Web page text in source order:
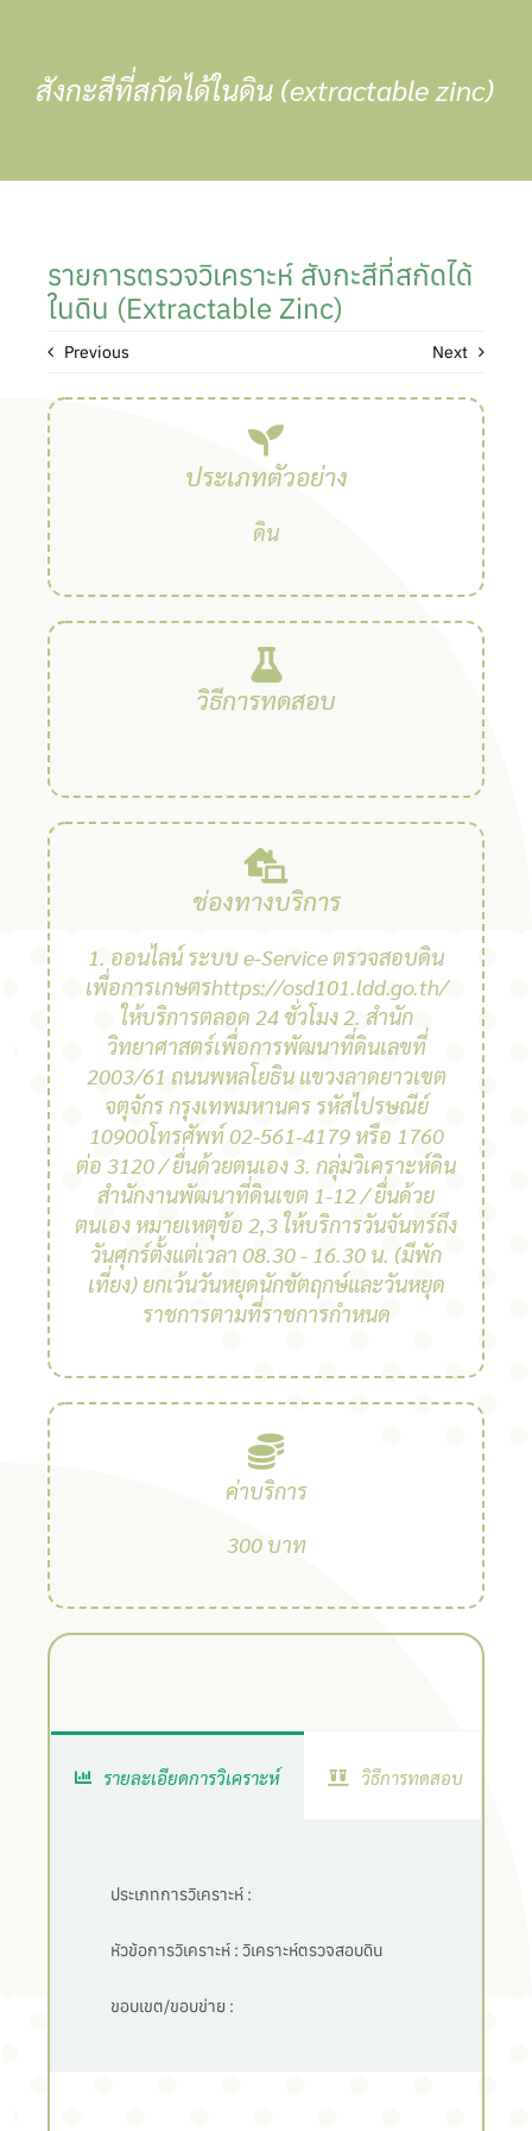
contentสังกะสีที่สกัดได้ในดิน (extractable zinc)
รายการตรวจวิเคราะห์ สังกะสีที่สกัดได้
ในดิน (extractable Zinc)
Previous Next
ประเภทตัวอย่าง
ดิน
วิธีการทดสอบ
ช่องทางบริการ
1. ออนไลน์ ระบบ e-Service ตรวจสอบดิน
เพื่อการเกษตรhttps://osd101.ldd.go.th/
ให้บริการตลอด 24 ชั่วโมง 2. สํานัก
วิทยาศาสตร์เพื่อการพัฒนาที่ดินเลขที่
2003/61 ถนนพหลโยธิน แขวงลาดยาวเขต
จตุจักร กรุงเทพมหานคร รหัสไปรษณีย์
10900โทรศัพท์ 02-561-4179 หรือ 1760
ต่อ 3120 / ยื่นด้วยตนเอง 3. กลุ่มวิเคราะห์ดิน
สํานักงานพัฒนาที่ดินเขต 1-12 / ยื่นด้วย
ตนเอง หมายเหตุข้อ 2,3 ให้บริการวันจันทร์ถึง
วันศุกร์ตั้งแต่เวลา 08.30 - 16.30 น. (มีพัก
เที่ยง) ยกเว้นวันหยุดนักขัตฤกษ์และวันหยุด
ราชการตามที่ราชการกําหนด
ค่าบริการ
300 บาท
รายละเอียดการวิเคราะห์ วิธีการทดสอบ
ประเภทการวิเคราะห์ :
หัวข้อการวิเคราะห์ : วิเคราะห์ตรวจสอบดิน
ขอบเขต/ขอบข่าย :